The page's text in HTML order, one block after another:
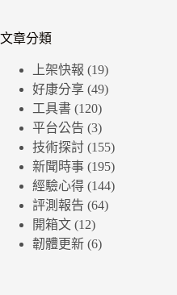
文章分類
上架快報 (19)
好康分享 (49)
工具書 (120)
平台公告 (3)
技術探討 (155)
新聞時事 (195)
經驗心得 (144)
評測報告 (64)
開箱文 (12)
韌體更新 (6)